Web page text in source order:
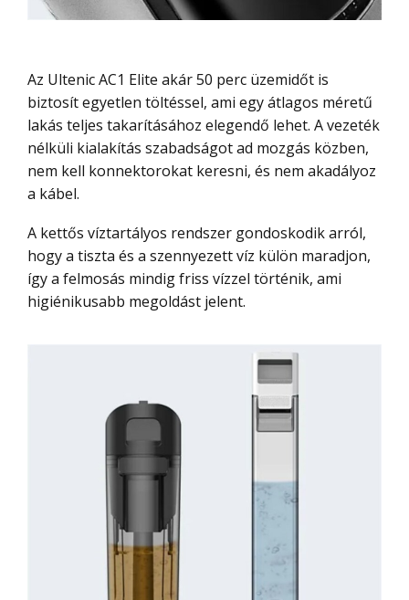
Az Ultenic AC1 Elite akár 50 perc üzemidőt is
biztosít egyetlen töltéssel, ami egy átlagos méretű
lakás teljes takarításához elegendő lehet. A vezeték
nélküli kialakítás szabadságot ad mozgás közben,
nem kell konnektorokat keresni, és nem akadályoz
a kábel.
A kettős víztartályos rendszer gondoskodik arról,
hogy a tiszta és a szennyezett víz külön maradjon,
így a felmosás mindig friss vízzel történik, ami
higiénikusabb megoldást jelent.